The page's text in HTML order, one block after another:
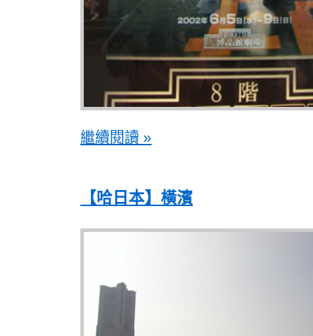
繼續閱讀 »
【哈日本】橫濱